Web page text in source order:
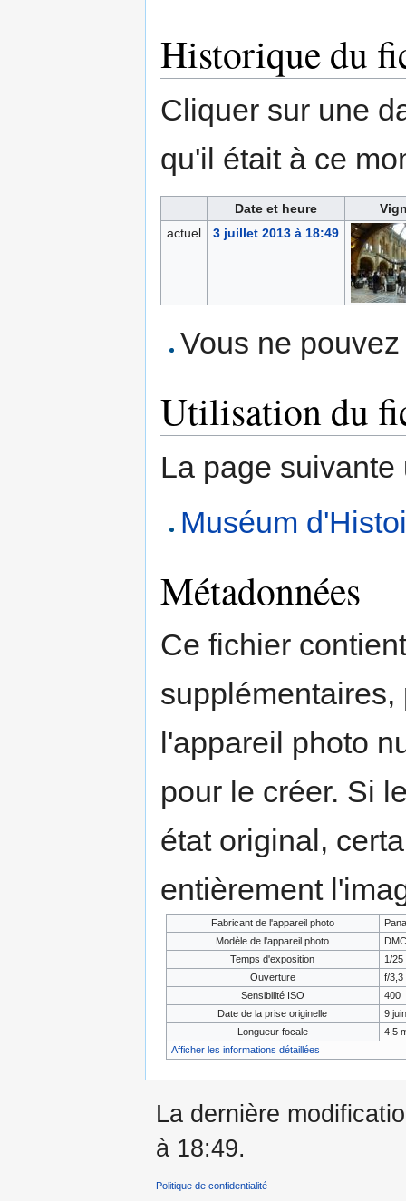
Historique du
Cliquer sur une
qu'il était à ce
Date et heure
actuel
3 juillet 2013 à 18:49
Vous ne
Utilisation du
La page
Muséum
Métadonnées
Ce fichier
l'appareil photo
pour le créer. Si
état original,
entièrement
Fabricant de l'appareil photo
Modèle de l'appareil photo
Temps d'exposition
1/
Ouverture
f/3,3
Sensibilité ISO
400
Date de la prise originelle
9
Longueur focale
4,5
Afficher les informations détaillées
La dernière
à 18:49.
Politique de confidentialité